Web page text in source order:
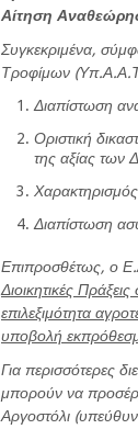
Αίτηση
Συγκεκριμένα,
Τροφίμων
Διαπίστωση
Οριστική
της αξίας των
Διαπίστωση
Επιπροσθέτως, ο
Διοικητικές
επιλεξιμότητα
υποβολή
Για περισσότερες
μπορούν να
Αργοστόλι